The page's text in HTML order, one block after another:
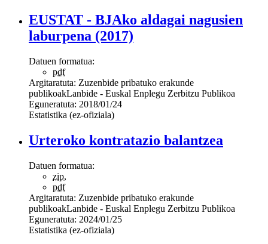
EUSTAT - BJAko aldagai nagusien
laburpena (2017)
Datuen formatua:
pdf
Argitaratuta: Zuzenbide pribatuko erakunde
publikoakLanbide - Euskal Enplegu Zerbitzu Publikoa
Eguneratuta: 2018/01/24
Estatistika (ez-ofiziala)
Urteroko kontratazio balantzea
Datuen formatua:
zip,
pdf
Argitaratuta: Zuzenbide pribatuko erakunde
publikoakLanbide - Euskal Enplegu Zerbitzu Publikoa
Eguneratuta: 2024/01/25
Estatistika (ez-ofiziala)